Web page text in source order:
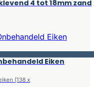
4 tot 18mm zand
Eiken
(138 x